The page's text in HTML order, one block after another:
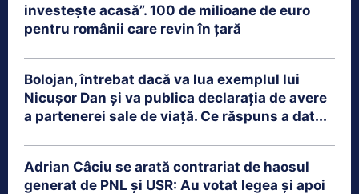
investește acasă”. 100 de milioane de euro
pentru românii care revin în țară
Bolojan, întrebat dacă va lua exemplul lui
Nicușor Dan și va publica declarația de avere
a partenerei sale de viață. Ce răspuns a dat...
Adrian Câciu se arată contrariat de haosul
generat de PNL și USR: Au votat legea și apoi